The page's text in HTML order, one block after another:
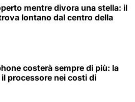
mentre divora una stella: il
lontano dal centro della
costerà sempre di più: la
processore nei costi di